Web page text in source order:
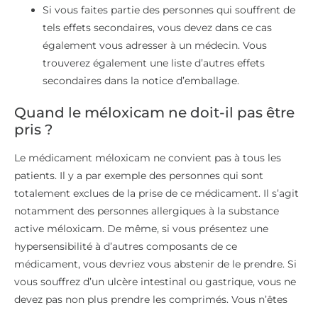
Si vous faites partie des personnes qui souffrent de
tels effets secondaires, vous devez dans ce cas
également vous adresser à un médecin. Vous
trouverez également une liste d’autres effets
secondaires dans la notice d’emballage.
Quand le méloxicam ne doit-il pas être
pris ?
Le médicament méloxicam ne convient pas à tous les
patients. Il y a par exemple des personnes qui sont
totalement exclues de la prise de ce médicament. Il s’agit
notamment des personnes allergiques à la substance
active méloxicam. De même, si vous présentez une
hypersensibilité à d’autres composants de ce
médicament, vous devriez vous abstenir de le prendre. Si
vous souffrez d’un ulcère intestinal ou gastrique, vous ne
devez pas non plus prendre les comprimés. Vous n’êtes